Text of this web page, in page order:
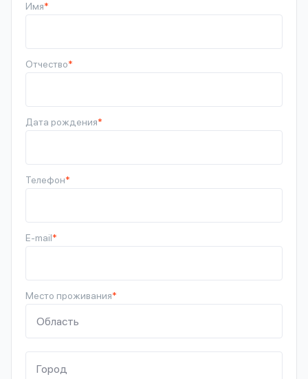
Имя*
Отчество*
Дата рождения*
Телефон*
E-mail*
Место проживания*